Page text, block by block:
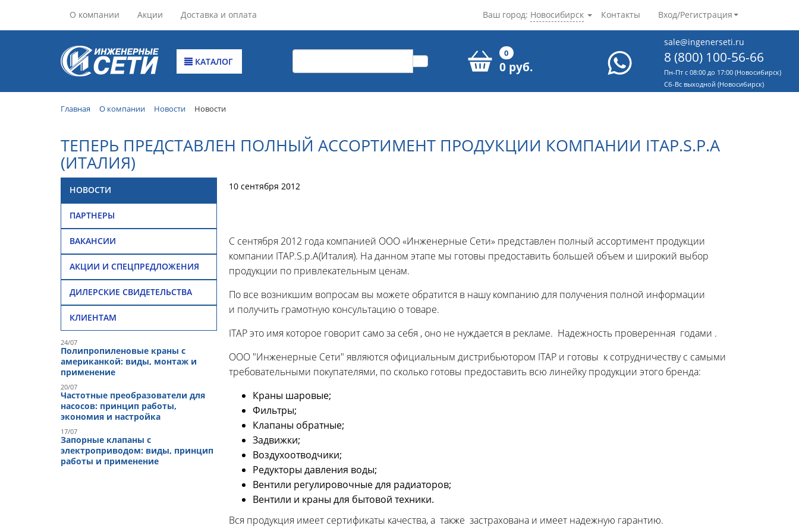
О компании Акции Доставка и оплата Контакты Вход/Регистрация
Ваш город: Новосибирск
КАТАЛОГ
0
0 руб.
sale@ingenerseti.ru
8 (800) 100-56-66
Пн-Пт с 08:00 до 17:00 (Новосибирск)
Cб-Вс выходной (Новосибирск)
Главная О компании Новости Новости
ТЕПЕРЬ ПРЕДСТАВЛЕН ПОЛНЫЙ АССОРТИМЕНТ ПРОДУКЦИИ КОМПАНИИ ITAP.S.P.A
(ИТАЛИЯ)
НОВОСТИ
ПАРТНЕРЫ
ВАКАНСИИ
АКЦИИ И СПЕЦПРЕДЛОЖЕНИЯ
ДИЛЕРСКИЕ СВИДЕТЕЛЬСТВА
КЛИЕНТАМ
24/07
Полипропиленовые краны с
американкой: виды, монтаж и
применение
20/07
Частотные преобразователи для
насосов: принцип работы,
экономия и настройка
17/07
Запорные клапаны с
электроприводом: виды, принцип
работы и применение
10 сентября 2012
С сентября 2012 года компанией ООО «Инженерные Сети» представлен полный ассортимент продукции
компании ITAP.S.p.A(Италия). На данном этапе мы готовы предоставить большей объем и широкий выбор
продукции по привлекательным ценам.
По все возникшим вопросам вы можете обратится в нашу компанию для получения полной информации
и получить грамотную консультацию о товаре.
ITAP это имя которое говорит само за себя , оно не нуждается в рекламе. Надежность проверенная годами .
ООО "Инженерные Сети" являются официальным дистрибьютором ITAP и готовы к сотрудничеству с самыми
требовательными покупателями, по сколько готовы предоставить всю линейку продукции этого бренда:
Краны шаровые;
Фильтры;
Клапаны обратные;
Задвижки;
Воздухоотводчики;
Редукторы давления воды;
Вентили регулировочные для радиаторов;
Вентили и краны для бытовой техники.
Вся продукция имеет сертификаты качества, а также застрахована и имеет надежную гарантию.